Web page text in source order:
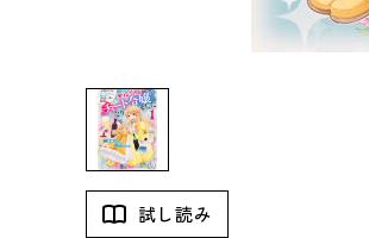
試し読み